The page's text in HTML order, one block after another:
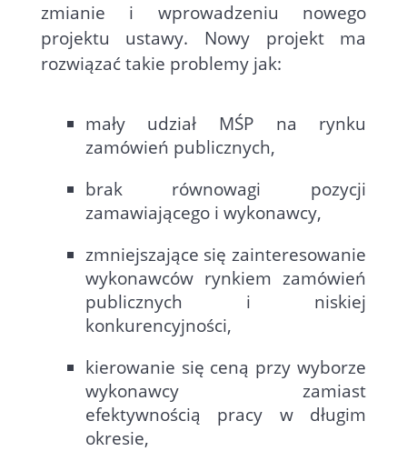
zmianie i wprowadzeniu nowego
projektu ustawy. Nowy projekt ma
rozwiązać takie problemy jak:
mały udział MŚP na rynku
zamówień publicznych,
brak równowagi pozycji
zamawiającego i wykonawcy,
zmniejszające się zainteresowanie
wykonawców rynkiem zamówień
publicznych i niskiej
konkurencyjności,
kierowanie się ceną przy wyborze
wykonawcy zamiast
efektywnością pracy w długim
okresie,